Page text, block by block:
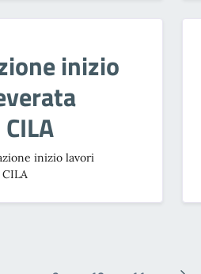
inizio
inizio lavori